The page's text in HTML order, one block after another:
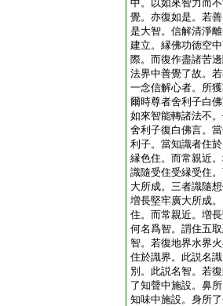
中。以如來智力而
覺。亦復如是。若
是大智。信解清淨
建立。縁佛功徳空
際。而復作盡諸苦
法界中善覺了故。
一念信解心者。所
爾時尊者舍利子白
如來智能轉諸法不
舍利子復白佛言。
利子。當知識者住
縁色住。而常親近
識隨受住受縁受住
大所成。三者識隨
増長堅牢廣大所成
住。而常親近。増
何名爲智。謂住五
智。若復地界水界
住於識界。此説名
別。此説名智。若
了知聲中施設。鼻
知味中施設。身所